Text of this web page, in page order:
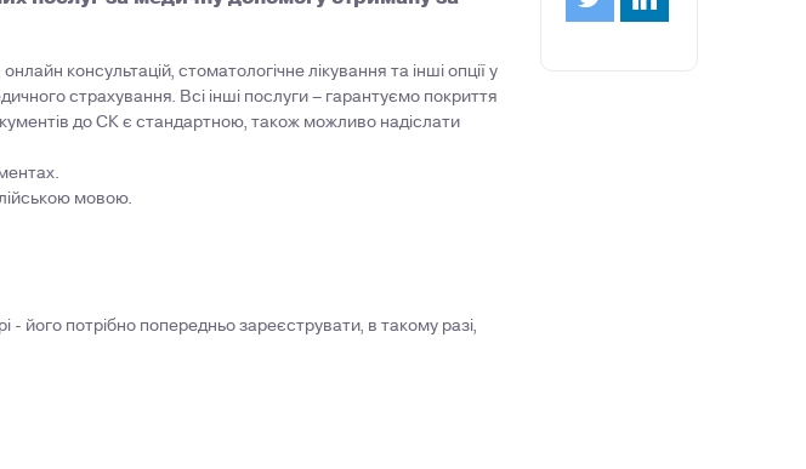
консультацій, стоматологічне лікування та інші опції у
страхування. Всі інші послуги – гарантуємо покриття
до СК є стандартною, також можливо надіслати
мовою.
потрібно попередньо зареєструвати, в такому разі,